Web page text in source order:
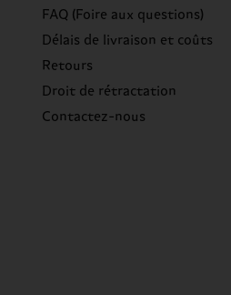
FAQ (Foire aux questions)
Délais de livraison et coûts
Retours
Droit de rétractation
Contactez-nous